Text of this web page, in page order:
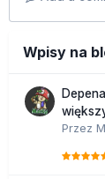
Wpisy na
Przez